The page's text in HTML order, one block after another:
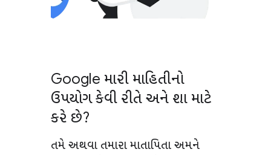
Google મારી માહિતીનો
ઉપયોગ કેવી રીતે અને શા માટે
કરે છે?
તમે અથવા તમારા માતાપિતા અમને